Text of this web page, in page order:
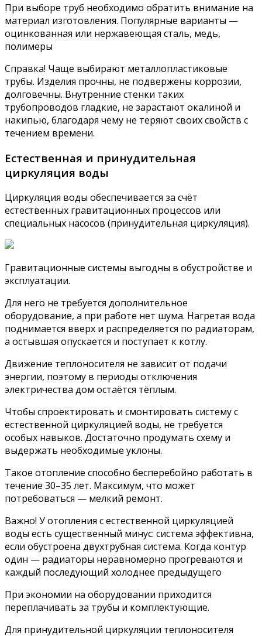
При выборе труб необходимо обратить внимание на
материал изготовления. Популярные варианты —
оцинкованная или нержавеющая сталь, медь,
полимеры
Справка! Чаще выбирают металлопластиковые
трубы. Изделия прочны, не подвержены коррозии,
долговечны. Внутренние стенки таких
трубопроводов гладкие, не зарастают окалиной и
накипью, благодаря чему не теряют своих свойств с
течением времени.
Естественная и принудительная
циркуляция воды
Циркуляция воды обеспечивается за счёт
естественных гравитационных процессов или
специальных насосов (принудительная циркуляция).
Гравитационные системы выгодны в обустройстве и
эксплуатации.
Для него не требуется дополнительное
оборудование, а при работе нет шума. Нагретая вода
поднимается вверх и распределяется по радиаторам,
а остывшая опускается и поступает к котлу.
Движение теплоносителя не зависит от подачи
энергии, поэтому в периоды отключения
электричества дом остаётся тёплым.
Чтобы спроектировать и смонтировать систему с
естественной циркуляцией воды, не требуется
особых навыков. Достаточно продумать схему и
выдержать необходимые уклоны.
Такое отопление способно бесперебойно работать в
течение 30–35 лет. Максимум, что может
потребоваться — мелкий ремонт.
Важно! У отопления с естественной циркуляцией
воды есть существенный минус: система эффективна,
если обустроена двухтрубная система. Когда контур
один — радиаторы неравномерно прогреваются и
каждый последующий холоднее предыдущего
При экономии на оборудовании приходится
переплачивать за трубы и комплектующие.
Для принудительной циркуляции теплоносителя